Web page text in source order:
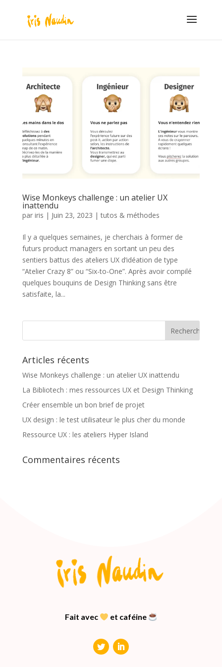
Wise Monkeys challenge : un atelier UX
inattendu
par iris | Juin 23, 2023 |tutos & méthodes
Il y a quelques semaines, je cherchais à former de
futurs product managers en sortant un peu des
sentiers battus des ateliers UX d’idéation de type
“Atelier Crazy 8” ou “Six-to-One”. Après avoir compilé
quelques bouquins de Design Thinking sans être
satisfaite, la...
Articles récents
Wise Monkeys challenge : un atelier UX inattendu
La Bibliotech : mes ressources UX et Design Thinking
Créer ensemble un bon brief de projet
UX design : le test utilisateur le plus cher du monde
Ressource UX : les ateliers Hyper Island
Commentaires récents
Fait avec et caféine